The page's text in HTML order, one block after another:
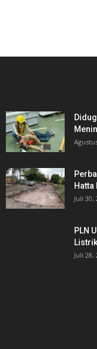
Hatta
Juli 30,
PLN
Juli 28,